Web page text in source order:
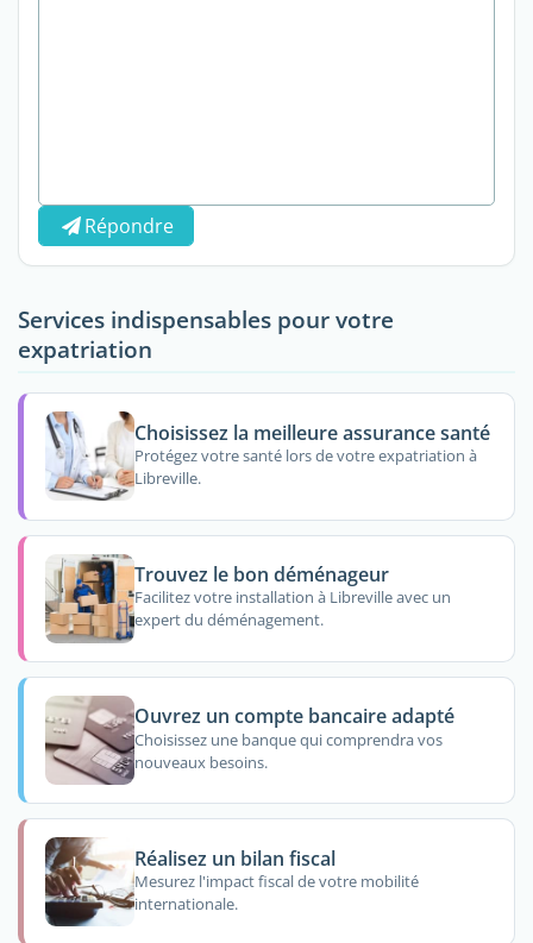
Répondre
Services indispensables pour votre
expatriation
Choisissez la meilleure assurance santé
Protégez votre santé lors de votre expatriation à
Libreville.
Trouvez le bon déménageur
Facilitez votre installation à Libreville avec un
expert du déménagement.
Ouvrez un compte bancaire adapté
Choisissez une banque qui comprendra vos
nouveaux besoins.
Réalisez un bilan fiscal
Mesurez l'impact fiscal de votre mobilité
internationale.